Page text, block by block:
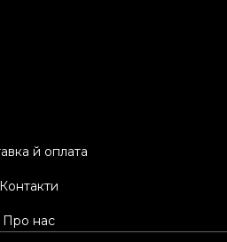
й оплата
Контакти
Про нас